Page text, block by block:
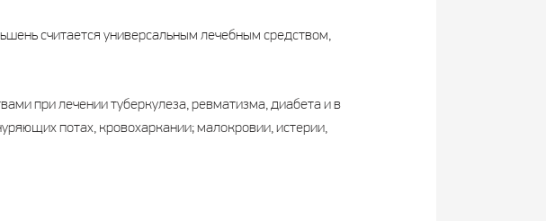
считается универсальным лечебным средством,
при лечении туберкулеза, ревматизма, диабета и в
потах, кровохаркании; малокровии, истерии,